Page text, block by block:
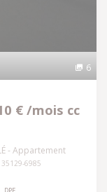
6
€ /mois cc
- Appartement
35129-6985